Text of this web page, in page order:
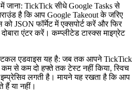
जाना: TickTick सीधे Google Tasks से
है कि आप Google Takeout के जरिए
JSON फॉर्मेट में एक्सपोर्ट करें और फिर
एंटर करें। कम्प्लीटेड टास्क्स माइग्रेट
एडवाइस यह है: जब तक आपने TickTick
से कम दो हफ्ते तक टेस्ट नहीं किया, स्विच
लगती है। मायने यह रखता है कि आप
या नहीं।